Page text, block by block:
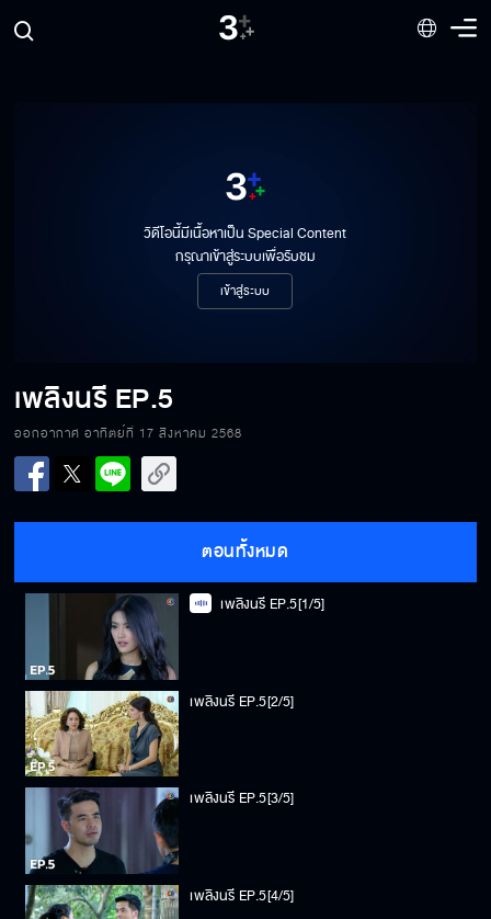
วิดีโอนี้มีเนื้อหาเป็น Special Content
กรุณาเข้าสู่ระบบเพื่อรับชม
เข้าสู่ระบบ
เพลิงนรีEP.5
ออกอากาศ อาทิตย์ที่ 17 สิงหาคม 2568
ตอนทั้งหมด
เพลิงนรี EP.5[1/5]
เพลิงนรี EP.5[2/5]
เพลิงนรี EP.5[3/5]
เพลิงนรี EP.5[4/5]